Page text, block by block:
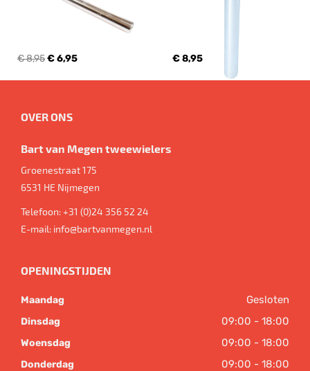
€ 8,95€ 6,95 € 8,95
OVER ONS
Bart van Megen tweewielers
Groenestraat 175
6531 HE Nijmegen
Telefoon:+31 (0)24 356 52 24
E-mail: info@bartvanmegen.nl
OPENINGSTIJDEN
Maandag Gesloten
Dinsdag 09:00 - 18:00
Woensdag 09:00 - 18:00
Donderdag 09:00 - 18:00